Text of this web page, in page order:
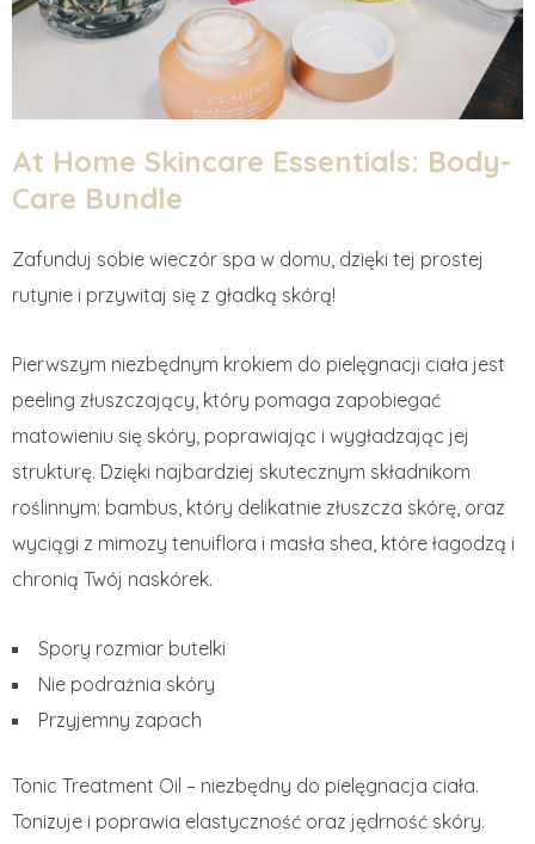
At Home Skincare Essentials: Body-
Care Bundle
Zafunduj sobie wieczór spa w domu, dzięki tej prostej
rutynie i przywitaj się z gładką skórą!
Pierwszym niezbędnym krokiem do pielęgnacji ciała jest
peeling złuszczający, który pomaga zapobiegać
matowieniu się skóry, poprawiając i wygładzając jej
strukturę. Dzięki najbardziej skutecznym składnikom
roślinnym: bambus, który delikatnie złuszcza skórę, oraz
wyciągi z mimozy tenuiflora i masła shea, które łagodzą i
chronią Twój naskórek.
Spory rozmiar butelki
Nie podrażnia skóry
Przyjemny zapach
Tonic Treatment Oil – niezbędny do pielęgnacja ciała.
Tonizuje i poprawia elastyczność oraz jędrność skóry.